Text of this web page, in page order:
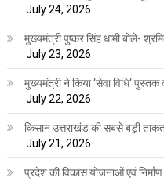
July 24, 2026
मुख्यमंत्री पुष्कर सिंह धामी बोले-
July 23, 2026
मुख्यमंत्री ने किया ‘सेवा विधि‘ पुस्तक
July 22, 2026
किसान उत्तराखंड की सबसे बड़ी
July 21, 2026
प्रदेश की विकास योजनाओं एवं निर्माण